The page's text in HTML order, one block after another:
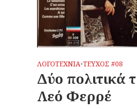
ΛΟΓΟΤΕΧΝΙΑ•ΤΕΥΧΟΣ #08
Δύο πολιτικά
Λεό Φερρέ